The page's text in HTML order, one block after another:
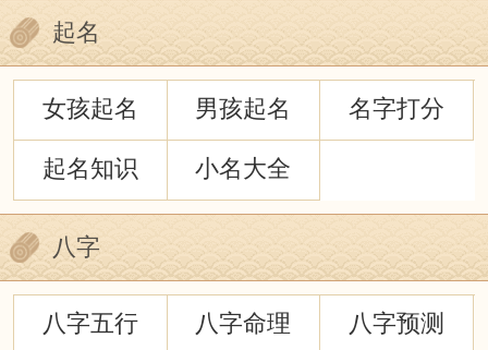
起名
女孩起名 男孩起名 名字打分
起名知识 小名大全
八字
八字五行 八字命理 八字预测